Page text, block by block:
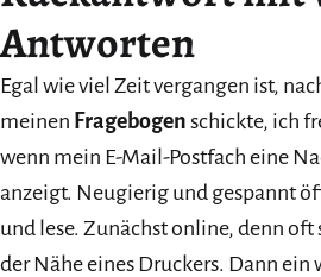
Antworten
Egal wie viel Zeit vergangen ist,
meinen Fragebogen schickte, ich
wenn mein E-Mail-Postfach eine
anzeigt. Neugierig und gespannt
und lese. Zunächst online, denn oft
der Nähe eines Druckers. Dann ein